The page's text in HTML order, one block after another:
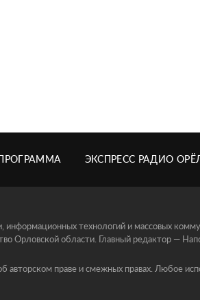
ЭКСПРЕСС РАДИО
технологий и массовых
Орловской области. Главный редактор —
праве и смежных правах. Любое